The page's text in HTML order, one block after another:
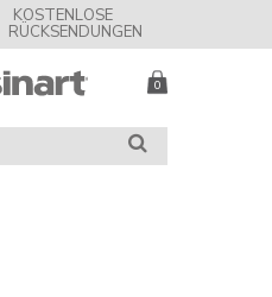
KOSTENLOSE
RÜCKSENDUNGEN
SUCHE